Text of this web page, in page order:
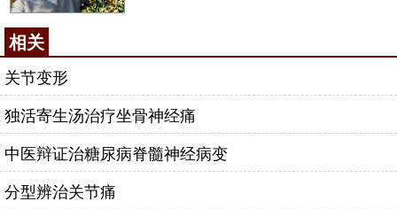
相关
关节变形
独活寄生汤治疗坐骨神经痛
中医辩证治糖尿病脊髓神经病变
分型辨治关节痛